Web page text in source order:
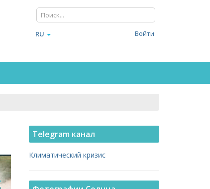
RU Войти
Telegram канал
Климатический кризис